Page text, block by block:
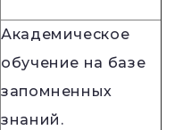
Академическое
обучение на базе
запомненных
знаний.